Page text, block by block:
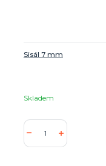
Sisál 7 mm
Skladem